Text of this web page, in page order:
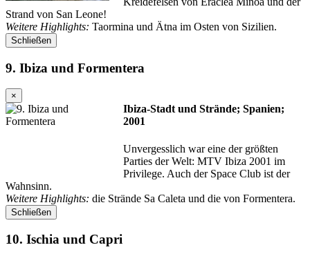
Strand von San Leone!
Weitere Highlights: Taormina und Ätna im Osten von Sizilien.
Schließen
9. Ibiza und Formentera
×
Ibiza-Stadt und Strände; Spanien;
2001
Unvergesslich war eine der größten
Parties der Welt: MTV Ibiza 2001 im
Privilege. Auch der Space Club ist der
Wahnsinn.
Weitere Highlights: die Strände Sa Caleta und die von Formentera.
Schließen
10. Ischia und Capri